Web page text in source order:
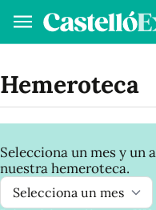
Hemeroteca
Selecciona un mes y
nuestra hemeroteca.